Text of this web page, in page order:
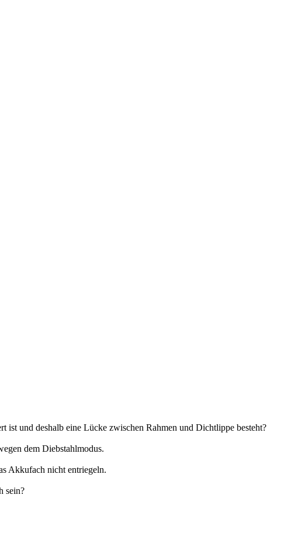
ist und deshalb eine Lücke zwischen Rahmen und Dichtlippe besteht?
dem Diebstahlmodus.
Akkufach nicht entriegeln.
sein?